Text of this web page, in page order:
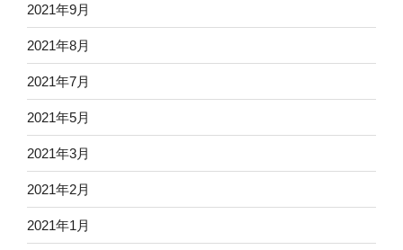
2021年9月
2021年8月
2021年7月
2021年5月
2021年3月
2021年2月
2021年1月